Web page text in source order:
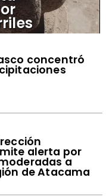
concentró
alerta por
a
de Atacama